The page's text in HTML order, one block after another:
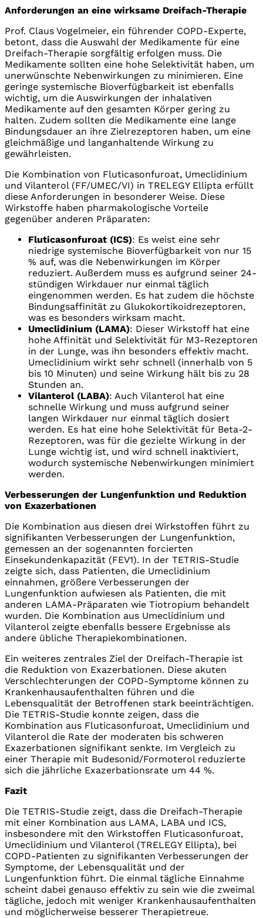
Anforderungen an eine wirksame Dreifach-Therapie
Prof. Claus Vogelmeier, ein führender COPD-Experte,
betont, dass die Auswahl der Medikamente für eine
Dreifach-Therapie sorgfältig erfolgen muss. Die
Medikamente sollten eine hohe Selektivität haben, um
unerwünschte Nebenwirkungen zu minimieren. Eine
geringe systemische Bioverfügbarkeit ist ebenfalls
wichtig, um die Auswirkungen der inhalativen
Medikamente auf den gesamten Körper gering zu
halten. Zudem sollten die Medikamente eine lange
Bindungsdauer an ihre Zielrezeptoren haben, um eine
gleichmäßige und langanhaltende Wirkung zu
gewährleisten.
Die Kombination von Fluticasonfuroat, Umeclidinium
und Vilanterol (FF/UMEC/VI) in TRELEGY Ellipta erfüllt
diese Anforderungen in besonderer Weise. Diese
Wirkstoffe haben pharmakologische Vorteile
gegenüber anderen Präparaten:
Fluticasonfuroat (ICS): Es weist eine sehr
niedrige systemische Bioverfügbarkeit von nur 15
% auf, was die Nebenwirkungen im Körper
reduziert. Außerdem muss es aufgrund seiner 24-
stündigen Wirkdauer nur einmal täglich
eingenommen werden. Es hat zudem die höchste
Bindungsaffinität zu Glukokortikoidrezeptoren,
was es besonders wirksam macht.
Umeclidinium (LAMA): Dieser Wirkstoff hat eine
hohe Affinität und Selektivität für M3-Rezeptoren
in der Lunge, was ihn besonders effektiv macht.
Umeclidinium wirkt sehr schnell (innerhalb von 5
bis 10 Minuten) und seine Wirkung hält bis zu 28
Stunden an.
Vilanterol (LABA): Auch Vilanterol hat eine
schnelle Wirkung und muss aufgrund seiner
langen Wirkdauer nur einmal täglich dosiert
werden. Es hat eine hohe Selektivität für Beta-2-
Rezeptoren, was für die gezielte Wirkung in der
Lunge wichtig ist, und wird schnell inaktiviert,
wodurch systemische Nebenwirkungen minimiert
werden.
Verbesserungen der Lungenfunktion und Reduktion
von Exazerbationen
Die Kombination aus diesen drei Wirkstoffen führt zu
signifikanten Verbesserungen der Lungenfunktion,
gemessen an der sogenannten forcierten
Einsekundenkapazität (FEV1). In der TETRIS-Studie
zeigte sich, dass Patienten, die Umeclidinium
einnahmen, größere Verbesserungen der
Lungenfunktion aufwiesen als Patienten, die mit
anderen LAMA-Präparaten wie Tiotropium behandelt
wurden. Die Kombination aus Umeclidinium und
Vilanterol zeigte ebenfalls bessere Ergebnisse als
andere übliche Therapiekombinationen.
Ein weiteres zentrales Ziel der Dreifach-Therapie ist
die Reduktion von Exazerbationen. Diese akuten
Verschlechterungen der COPD-Symptome können zu
Krankenhausaufenthalten führen und die
Lebensqualität der Betroffenen stark beeinträchtigen.
Die TETRIS-Studie konnte zeigen, dass die
Kombination aus Fluticasonfuroat, Umeclidinium und
Vilanterol die Rate der moderaten bis schweren
Exazerbationen signifikant senkte. Im Vergleich zu
einer Therapie mit Budesonid/Formoterol reduzierte
sich die jährliche Exazerbationsrate um 44 %.
Fazit
Die TETRIS-Studie zeigt, dass die Dreifach-Therapie
mit einer Kombination aus LAMA, LABA und ICS,
insbesondere mit den Wirkstoffen Fluticasonfuroat,
Umeclidinium und Vilanterol (TRELEGY Ellipta), bei
COPD-Patienten zu signifikanten Verbesserungen der
Symptome, der Lebensqualität und der
Lungenfunktion führt. Die einmal tägliche Einnahme
scheint dabei genauso effektiv zu sein wie die zweimal
tägliche, jedoch mit weniger Krankenhausaufenthalten
und möglicherweise besserer Therapietreue.